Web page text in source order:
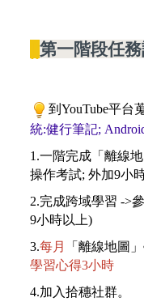
第一階段任
到YouTube平台
統:健行筆記;
1.一階完成 「離線地
操作考試; 外加9小
2.完成跨域學習 ->
9小時以上)
3.每月 「離線地圖
學習心得3小時
4.加入拾穗社群。